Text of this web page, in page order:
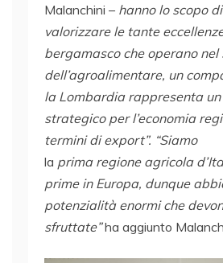
Malanchini – hanno lo scopo
valorizzare le tante
bergamasco che operano nel
dell’agroalimentare, un
la Lombardia rappresenta
strategico per l’economia
termini di export”. “Siamo
la prima regione agricola
prime in Europa, dunque
potenzialità enormi che
sfruttate”ha aggiunto